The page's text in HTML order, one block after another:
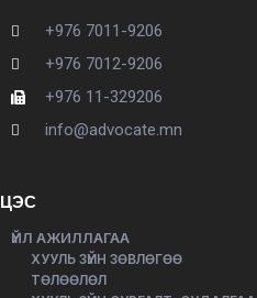
+976 7011-9206
+976 7012-9206
+976 11-329206
info@advocate.mn
ЦЭС
ҮЙЛ АЖИЛЛАГАА
ХУУЛЬ ЗҮЙН ЗӨВЛӨГӨӨ
ТӨЛӨӨЛӨЛ